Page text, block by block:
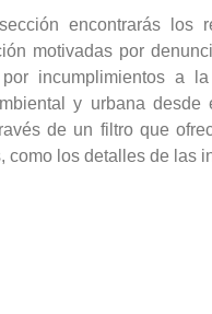
encontrarás los
motivadas por
incumplimientos a la
y urbana
de un filtro que
como los detalles de las